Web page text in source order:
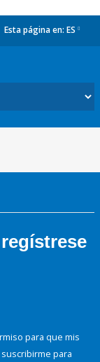
Esta página en: ES
para que mis
para